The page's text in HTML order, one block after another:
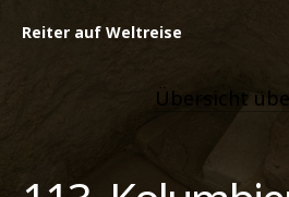
Reiter auf Weltreise
Übersicht